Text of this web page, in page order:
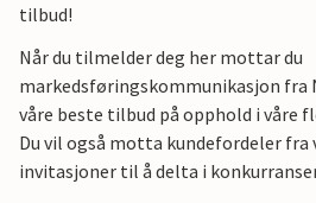
tilbud!
Når du tilmelder deg her mottar du
markedsføringskommunikasjon fra
våre beste tilbud på opphold i våre
Du vil også motta kundefordeler fra
invitasjoner til å delta i